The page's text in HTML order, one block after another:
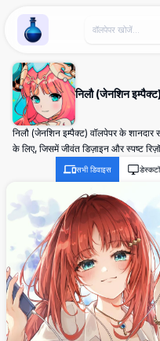
Wallpaper Alchemy
निलौ (जेनशिन
निलौ (जेनशिन इम्पैक्ट) वॉलपेपर के
के लिए, जिसमें जीवंत डिज़ाइन और स्पष्ट
सभी डिवाइस